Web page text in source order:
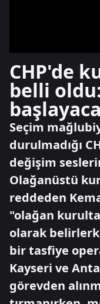
CHP'de
belli
Seçim
durulmadığı
değişim
Olağanüstü
reddeden
"olağan
olarak
bir tasfiye
Kayseri ve
görevden